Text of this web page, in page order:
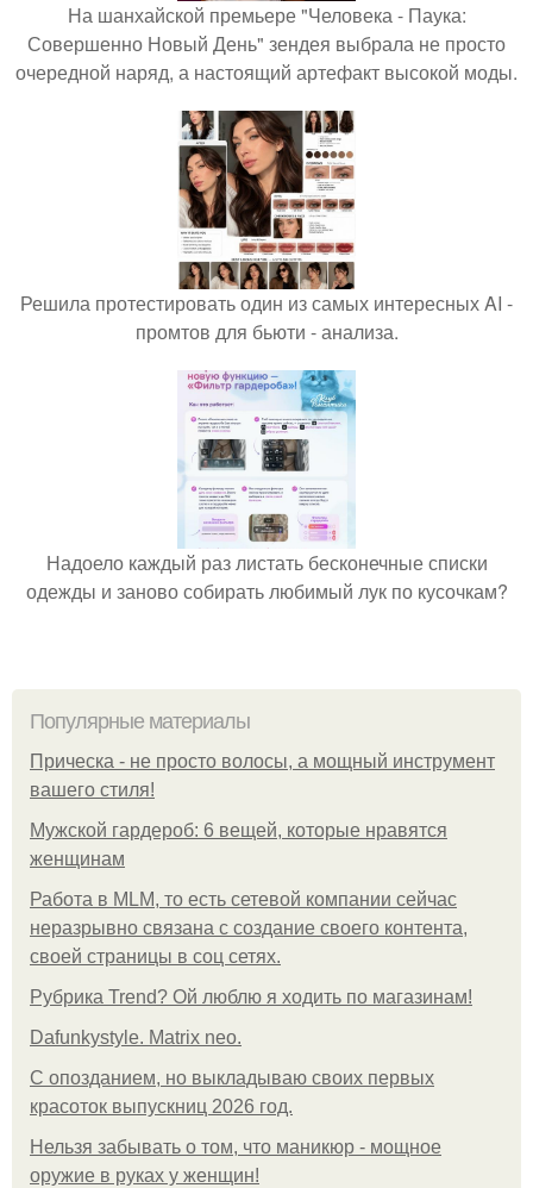
На шанхайской премьере "Человека - Паука:
Совершенно Новый День" зендея выбрала не просто
очередной наряд, а настоящий артефакт высокой моды.
Решила протестировать один из самых интересных AI -
промтов для бьюти - анализа.
Надоело каждый раз листать бесконечные списки
одежды и заново собирать любимый лук по кусочкам?
Популярные материалы
Прическа - не просто волосы, а мощный инструмент
вашего стиля!
Мужской гардероб: 6 вещей, которые нравятся
женщинам
Работа в MLM, то есть сетевой компании сейчас
неразрывно связана с создание своего контента,
своей страницы в соц сетях.
Рубрика Trend? Ой люблю я ходить по магазинам!
Dafunkystyle. Matrix neo.
С опозданием, но выкладываю своих первых
красоток выпускниц 2026 год.
Нельзя забывать о том, что маникюр - мощное
оружие в руках у женщин!